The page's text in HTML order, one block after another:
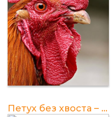
Петух без хвоста – поиск картинки